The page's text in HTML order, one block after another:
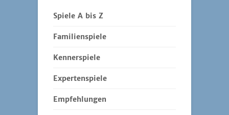
Spiele A bis Z
Familienspiele
Kennerspiele
Expertenspiele
Empfehlungen